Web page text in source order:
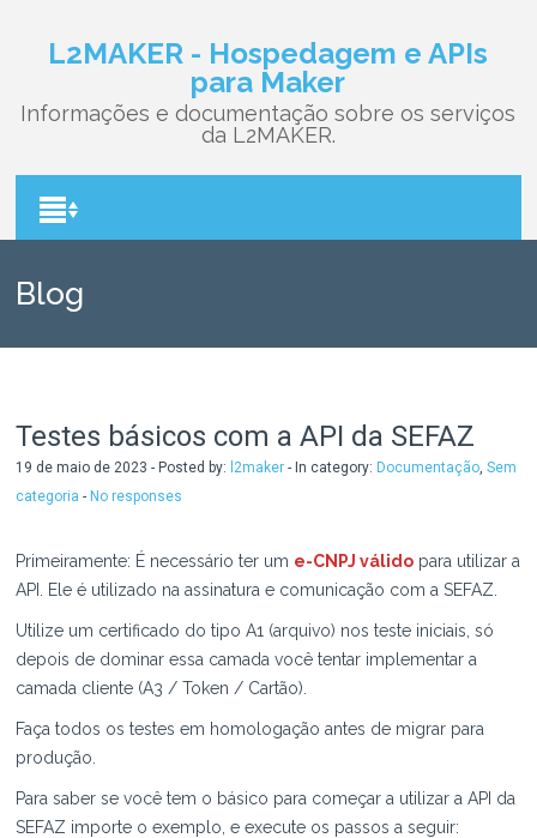
L2MAKER - Hospedagem e APIs
para Maker
Informações e documentação sobre os serviços
da L2MAKER.
Blog
Testes básicos com a API da SEFAZ
19 de maio de 2023 - Posted by: l2maker - In category: Documentação,Sem
categoria - No responses
Primeiramente: É necessário ter um e-CNPJ válido para utilizar a
API. Ele é utilizado na assinatura e comunicação com a SEFAZ.
Utilize um certificado do tipo A1 (arquivo) nos teste iniciais, só
depois de dominar essa camada você tentar implementar a
camada cliente (A3 / Token / Cartão).
Faça todos os testes em homologação antes de migrar para
produção.
Para saber se você tem o básico para começar a utilizar a API da
SEFAZ importe o exemplo, e execute os passos a seguir: